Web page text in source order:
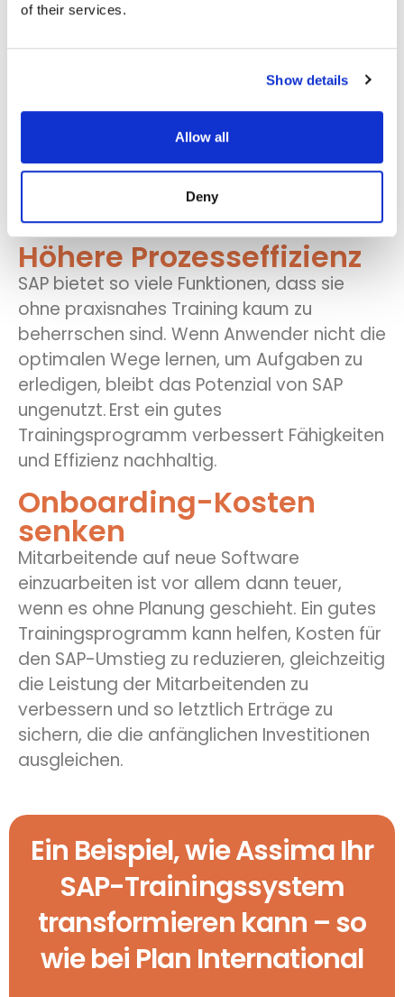
of their services.
Show details
Allow all
Deny
Echtzeit direkt in der Anwendung
Unterstützung – nach der Lernphase
und dessen
Simulationstraining. Diese Tools fördern
Selbstständigkeit und stärken das
Vertrauen der Mitarbeitenden.
Höhere Prozesseffizienz
SAP bietet so viele Funktionen, dass sie
ohne praxisnahes Training kaum zu
beherrschen sind. Wenn Anwender nicht die
optimalen Wege lernen, um Aufgaben zu
erledigen, bleibt das Potenzial von SAP
ungenutzt. Erst ein gutes
Trainingsprogramm verbessert Fähigkeiten
und Effizienz nachhaltig.
Onboarding-Kosten
senken
Mitarbeitende auf neue Software
einzuarbeiten ist vor allem dann teuer,
wenn es ohne Planung geschieht. Ein gutes
Trainingsprogramm kann helfen, Kosten für
den SAP-Umstieg zu reduzieren, gleichzeitig
die Leistung der Mitarbeitenden zu
verbessern und so letztlich Erträge zu
sichern, die die anfänglichen Investitionen
ausgleichen.
Ein Beispiel, wie Assima Ihr
SAP-Trainingssystem
transformieren kann – so
wie bei Plan International